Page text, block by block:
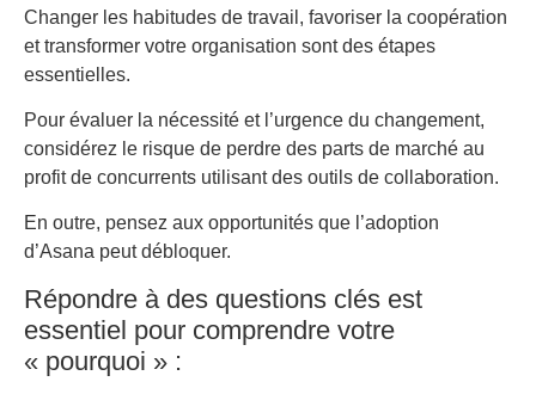
Changer les habitudes de travail, favoriser la coopération
et transformer votre organisation sont des étapes
essentielles.
Pour évaluer la nécessité et l’urgence du changement,
considérez le risque de perdre des parts de marché au
profit de concurrents utilisant des outils de collaboration.
En outre, pensez aux opportunités que l’adoption
d’Asana peut débloquer.
Répondre à des questions clés est
essentiel pour comprendre votre
« pourquoi » :